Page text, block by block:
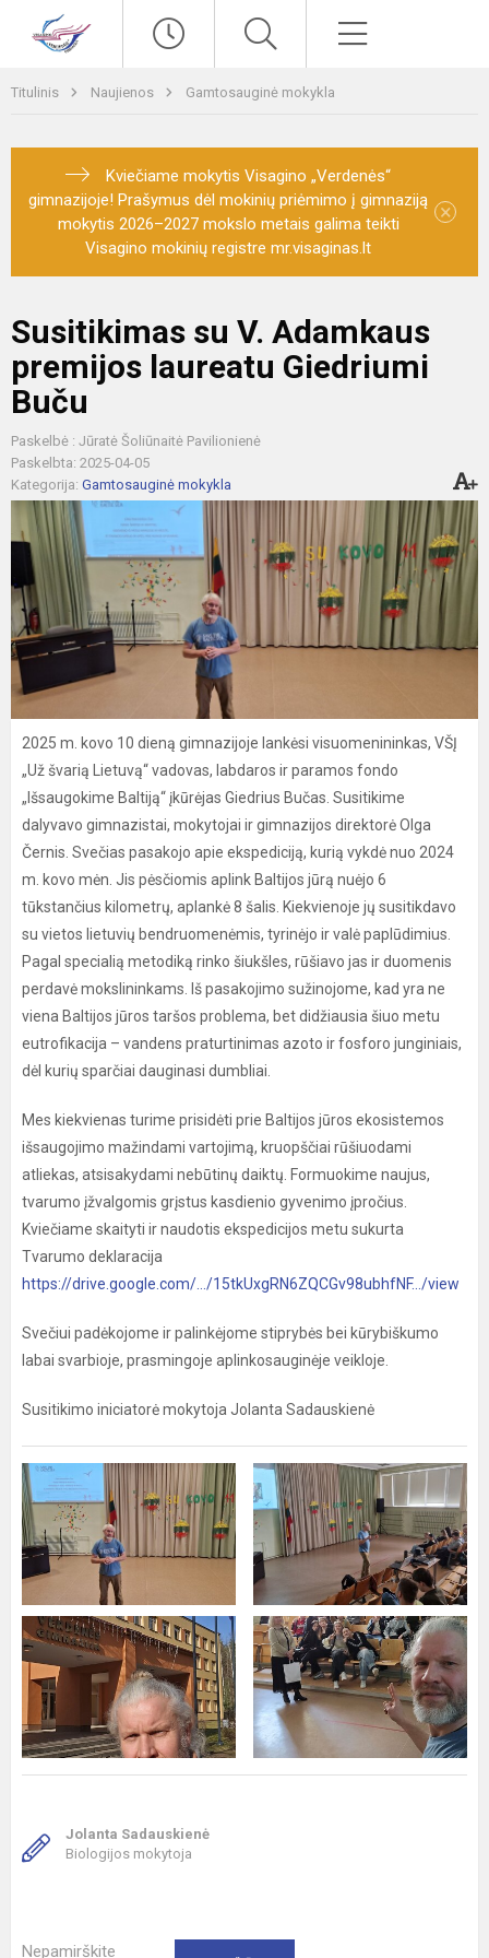
Titulinis Naujienos Gamtosauginė mokykla
Kviečiame mokytis Visagino „Verdenės“
gimnazijoje! Prašymus dėl mokinių priėmimo į gimnaziją
mokytis 2026–2027 mokslo metais galima teikti
Visagino mokinių registre mr.visaginas.lt
×
Susitikimas su V. Adamkaus
premijos laureatu Giedriumi
Buču
Paskelbė : Jūratė Šoliūnaitė Pavilionienė
Paskelbta: 2025-04-05
Kategorija: Gamtosauginė mokykla
2025 m. kovo 10 dieną gimnazijoje lankėsi visuomenininkas, VŠĮ
„Už švarią Lietuvą“ vadovas, labdaros ir paramos fondo
„Išsaugokime Baltiją“ įkūrėjas Giedrius Bučas. Susitikime
dalyvavo gimnazistai, mokytojai ir gimnazijos direktorė Olga
Černis. Svečias pasakojo apie ekspediciją, kurią vykdė nuo 2024
m. kovo mėn. Jis pėsčiomis aplink Baltijos jūrą nuėjo 6
tūkstančius kilometrų, aplankė 8 šalis. Kiekvienoje jų susitikdavo
su vietos lietuvių bendruomenėmis, tyrinėjo ir valė paplūdimius.
Pagal specialią metodiką rinko šiukšles, rūšiavo jas ir duomenis
perdavė mokslininkams. Iš pasakojimo sužinojome, kad yra ne
viena Baltijos jūros taršos problema, bet didžiausia šiuo metu
eutrofikacija – vandens praturtinimas azoto ir fosforo junginiais,
dėl kurių sparčiai dauginasi dumbliai.
Mes kiekvienas turime prisidėti prie Baltijos jūros ekosistemos
išsaugojimo mažindami vartojimą, kruopščiai rūšiuodami
atliekas, atsisakydami nebūtinų daiktų. Formuokime naujus,
tvarumo įžvalgomis grįstus kasdienio gyvenimo įpročius.
Kviečiame skaityti ir naudotis ekspedicijos metu sukurta
Tvarumo deklaracija
https://drive.google.com/.../15tkUxgRN6ZQCGv98ubhfNF.../view
Svečiui padėkojome ir palinkėjome stiprybės bei kūrybiškumo
labai svarbioje, prasmingoje aplinkosauginėje veikloje.
Susitikimo iniciatorė mokytoja Jolanta Sadauskienė
Jolanta Sadauskienė
Biologijos mokytoja
Nepamirškite